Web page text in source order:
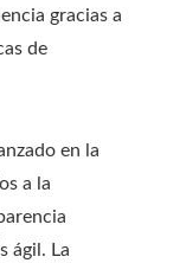
gracias a
de
en la
a la
ágil. La